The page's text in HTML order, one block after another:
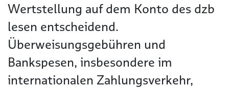
Wertstellung auf dem Konto des dzb
lesen entscheidend.
Überweisungsgebühren und
Bankspesen, insbesondere im
internationalen Zahlungsverkehr,